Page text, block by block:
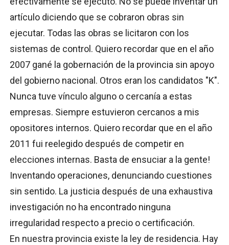
artículo diciendo que se cobraron obras sin
ejecutar. Todas las obras se licitaron con los
sistemas de control. Quiero recordar que en el año
2007 gané la gobernación de la provincia sin apoyo
del gobierno nacional. Otros eran los candidatos "K".
Nunca tuve vínculo alguno o cercanía a estas
empresas. Siempre estuvieron cercanos a mis
opositores internos. Quiero recordar que en el año
2011 fui reelegido después de competir en
elecciones internas. Basta de ensuciar a la gente!
Inventando operaciones, denunciando cuestiones
sin sentido. La justicia después de una exhaustiva
investigación no ha encontrado ninguna
irregularidad respecto a precio o certificación.
En nuestra provincia existe la ley de residencia. Hay